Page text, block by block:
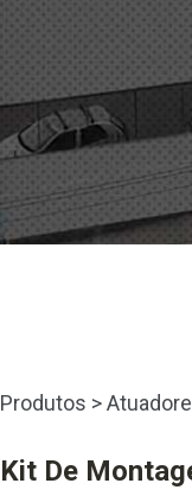
Produtos >
Kit De